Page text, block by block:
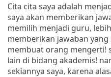
Cita cita saya adalah
saya akan memberikan
memilih menjadi guru,
memberikan jawaban yang
membuat orang mengerti!
lain di bidang akademis!
sekiannya saya, karena